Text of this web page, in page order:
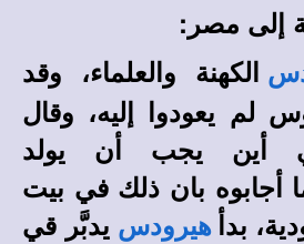
الكهنة والعلماء، وقد
لم يعودوا إليه، وقال
أين يجب أن يولد
أجابوه بان ذلك في بيت
بدأ هيرودس يدبَّر قي